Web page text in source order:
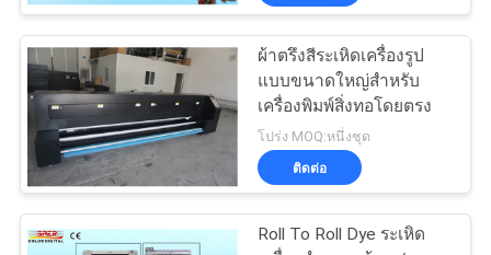
ข่าว
ทุก
กรณี
ผ้าตรึงสีระเหิดเครื่องรูป
แบบขนาดใหญ่สำหรับ
เครื่องพิมพ์สิ่งทอโดยตรง
โปร่ง MOQ:หนึ่งชุด
ติดต่อ
Roll To Roll Dye ระเหิด